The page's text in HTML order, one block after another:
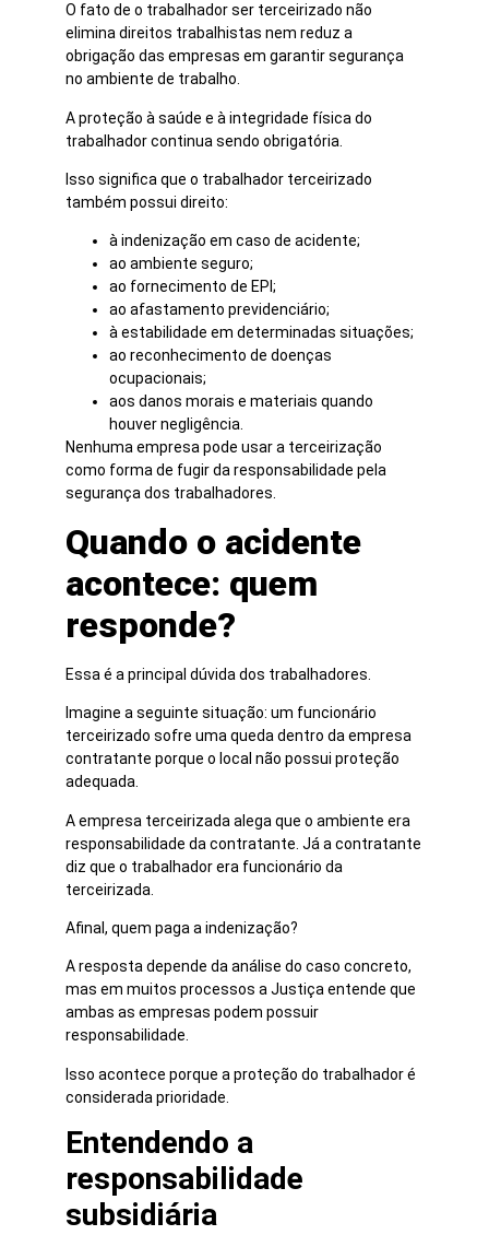
O fato de o trabalhador ser terceirizado não
elimina direitos trabalhistas nem reduz a
obrigação das empresas em garantir segurança
no ambiente de trabalho.
A proteção à saúde e à integridade física do
trabalhador continua sendo obrigatória.
Isso significa que o trabalhador terceirizado
também possui direito:
à indenização em caso de acidente;
ao ambiente seguro;
ao fornecimento de EPI;
ao afastamento previdenciário;
à estabilidade em determinadas situações;
ao reconhecimento de doenças
ocupacionais;
aos danos morais e materiais quando
houver negligência.
Nenhuma empresa pode usar a terceirização
como forma de fugir da responsabilidade pela
segurança dos trabalhadores.
Quando o acidente
acontece: quem
responde?
Essa é a principal dúvida dos trabalhadores.
Imagine a seguinte situação: um funcionário
terceirizado sofre uma queda dentro da empresa
contratante porque o local não possui proteção
adequada.
A empresa terceirizada alega que o ambiente era
responsabilidade da contratante. Já a contratante
diz que o trabalhador era funcionário da
terceirizada.
Afinal, quem paga a indenização?
A resposta depende da análise do caso concreto,
mas em muitos processos a Justiça entende que
ambas as empresas podem possuir
responsabilidade.
Isso acontece porque a proteção do trabalhador é
considerada prioridade.
Entendendo a
responsabilidade
subsidiária